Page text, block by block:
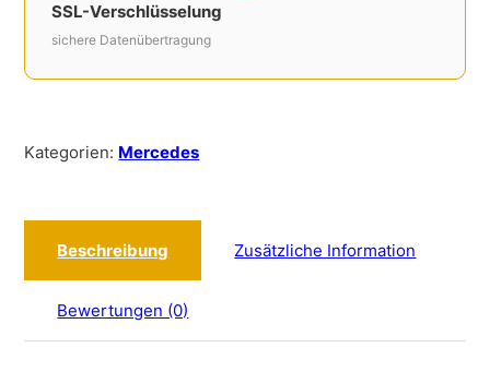
SSL-Verschlüsselung
sichere Datenübertragung
Kategorien: Mercedes
Beschreibung Zusätzliche Information
Bewertungen (0)